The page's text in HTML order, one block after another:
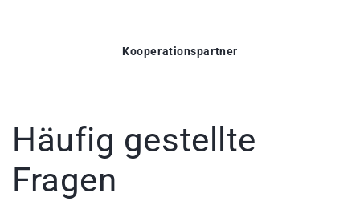
Kooperationspartner
Häufig gestellte
Fragen